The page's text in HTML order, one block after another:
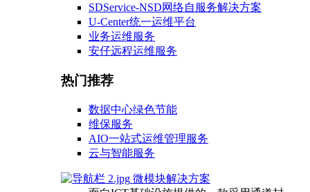
SDService-NSD网络自服务解决方案
U-Center统一运维平台
业务运维服务
安仔远程运维服务
热门推荐
数据中心绿色节能
维保服务
AIO一站式运维管理服务
云与智能服务
微模块解决方案